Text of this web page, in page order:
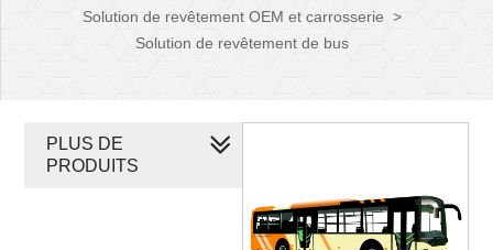
Solution de revêtement OEM et carrosserie >
Solution de revêtement de bus
PLUS DE
PRODUITS